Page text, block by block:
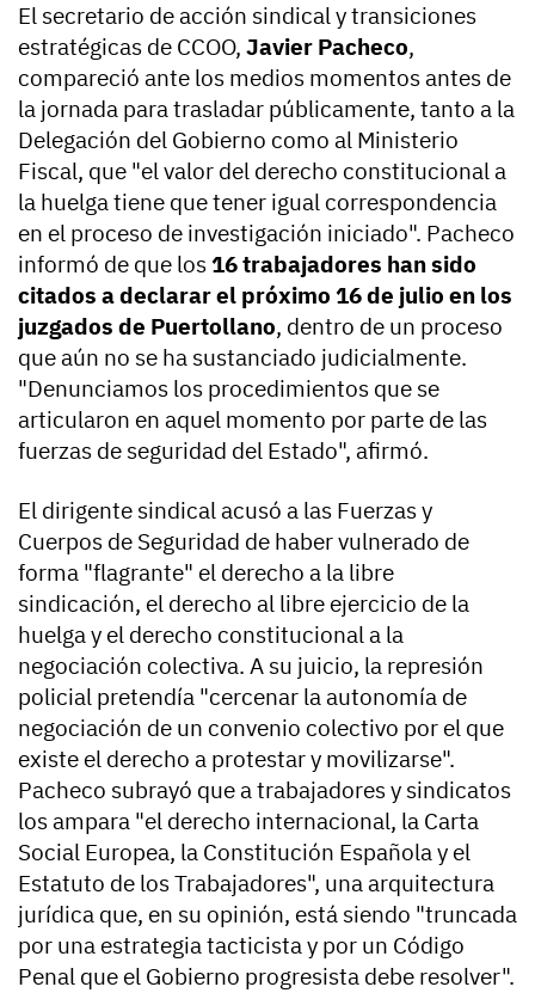
El secretario de acción sindical y transiciones
estratégicas de CCOO, Javier Pacheco,
compareció ante los medios momentos antes de
la jornada para trasladar públicamente, tanto a la
Delegación del Gobierno como al Ministerio
Fiscal, que "el valor del derecho constitucional a
la huelga tiene que tener igual correspondencia
en el proceso de investigación iniciado". Pacheco
informó de que los 16 trabajadores han sido
citados a declarar el próximo 16 de julio en los
juzgados de Puertollano, dentro de un proceso
que aún no se ha sustanciado judicialmente.
"Denunciamos los procedimientos que se
articularon en aquel momento por parte de las
fuerzas de seguridad del Estado", afirmó.
El dirigente sindical acusó a las Fuerzas y
Cuerpos de Seguridad de haber vulnerado de
forma "flagrante" el derecho a la libre
sindicación, el derecho al libre ejercicio de la
huelga y el derecho constitucional a la
negociación colectiva. A su juicio, la represión
policial pretendía "cercenar la autonomía de
negociación de un convenio colectivo por el que
existe el derecho a protestar y movilizarse".
Pacheco subrayó que a trabajadores y sindicatos
los ampara "el derecho internacional, la Carta
Social Europea, la Constitución Española y el
Estatuto de los Trabajadores", una arquitectura
jurídica que, en su opinión, está siendo "truncada
por una estrategia tacticista y por un Código
Penal que el Gobierno progresista debe resolver".